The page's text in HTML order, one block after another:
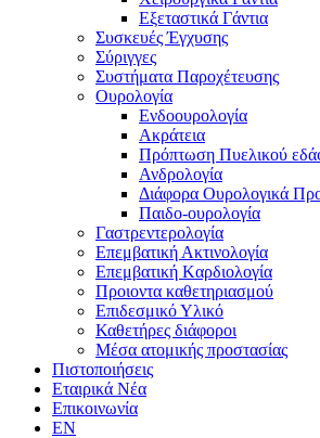
Εξεταστικά Γάντια
Συσκευές Έγχυσης
Σύριγγες
Συστήματα Παροχέτευσης
Ουρολογία
Ενδοουρολογία
Ακράτεια
Πρόπτωση Πυελικού
Ανδρολογία
Διάφορα Ουρολογικά
Παιδο-ουρολογία
Γαστρεντερολογία
Επεμβατική Ακτινολογία
Επεμβατική Kαρδιολογία
Προιοντα καθετηριασμού
Επιδεσμικό Υλικό
Καθετήρες διάφοροι
Μέσα ατομικής προστασίας
Πιστοποιήσεις
Εταιρικά Νέα
Επικοινωνία
EN